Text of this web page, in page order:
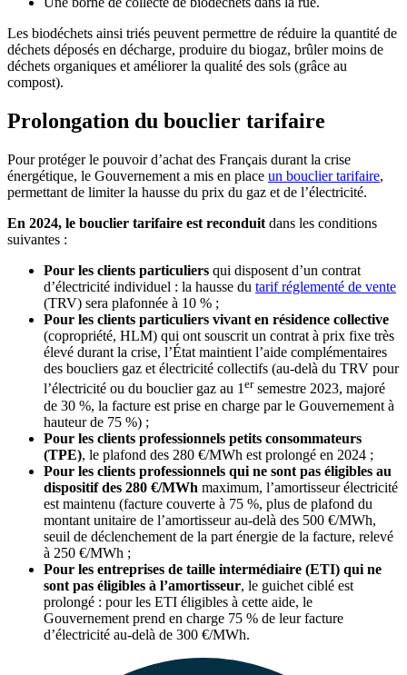
Les biodéchets ainsi triés peuvent permettre de réduire la quantité de
déchets déposés en décharge, produire du biogaz, brûler moins de
déchets organiques et améliorer la qualité des sols (grâce au
compost).
Prolongation du bouclier tarifaire
Pour protéger le pouvoir d’achat des Français durant la crise
énergétique, le Gouvernement a mis en place un bouclier tarifaire,
permettant de limiter la hausse du prix du gaz et de l’électricité.
En 2024, le bouclier tarifaire est reconduit dans les conditions
suivantes :
Pour les clients particuliers qui disposent d’un contrat
d’électricité individuel : la hausse du tarif réglementé de vente
(TRV) sera plafonnée à 10 % ;
Pour les clients particuliers vivant en résidence collective
(copropriété, HLM) qui ont souscrit un contrat à prix fixe très
élevé durant la crise, l’État maintient l’aide complémentaires
des boucliers gaz et électricité collectifs (au-delà du TRV pour
l’électricité ou du bouclier gaz au 1ersemestre 2023, majoré
de 30 %, la facture est prise en charge par le Gouvernement à
hauteur de 75 %) ;
Pour les clients professionnels petits consommateurs
(TPE), le plafond des 280 €/MWh est prolongé en 2024 ;
Pour les clients professionnels qui ne sont pas éligibles au
dispositif des 280 €/MWh maximum, l’amortisseur électricité
est maintenu (facture couverte à 75 %, plus de plafond du
montant unitaire de l’amortisseur au-delà des 500 €/MWh,
seuil de déclenchement de la part énergie de la facture, relevé
à 250 €/MWh ;
Pour les entreprises de taille intermédiaire (ETI) qui ne
sont pas éligibles à l’amortisseur, le guichet ciblé est
prolongé : pour les ETI éligibles à cette aide, le
Gouvernement prend en charge 75 % de leur facture
d’électricité au-delà de 300 €/MWh.